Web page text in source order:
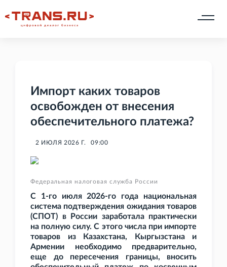
Импорт каких товаров
освобожден от внесения
обеспечительного платежа?
2 ИЮЛЯ 2026 Г. 09:00
Федеральная налоговая служба России
С 1-го июля 2026-го года национальная
система подтверждения ожидания товаров
(СПОТ) в России заработала практически
на полную силу. С этого числа при импорте
товаров из Казахстана, Кыргызстана и
Армении необходимо предварительно,
еще до пересечения границы, вносить